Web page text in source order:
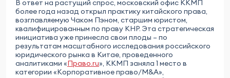
В ответ на растущий спрос, московский офис ККМП
более года назад открыл практику китайского права,
возглавляемую Чаком Пэном, старшим юристом,
квалифицированным по праву КНР. Эта стратегическая
инициатива уже принесла свои плоды – по
результатам масштабного исследования российского
юридического рынка в Китае, проведенного
аналитиками «Право.ru», ККМП заняла 1 место в
категории «Корпоративное право/M&A»,